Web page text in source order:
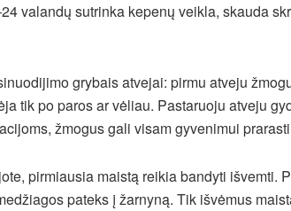
valandų sutrinka kepenų veikla, skauda
grybais atvejai: pirmu atveju
tik po paros ar vėliau. Pastaruoju atveju
žmogus gali visam gyvenimui
pirmiausia maistą reikia bandyti išvemti.
pateks į žarnyną. Tik išvėmus